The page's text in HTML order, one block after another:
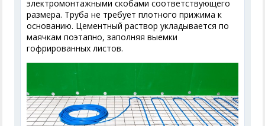
электромонтажными скобами соответствующего
размера. Труба не требует плотного прижима к
основанию. Цементный раствор укладывается по
маячкам поэтапно, заполняя выемки
гофрированных листов.